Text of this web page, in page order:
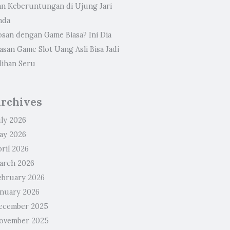
Keberuntungan di Ujung Jari
dengan Game Biasa? Ini Dia
Game Slot Uang Asli Bisa Jadi
Seru
2026
2026
2026
2026
2026
2026
2025
2025